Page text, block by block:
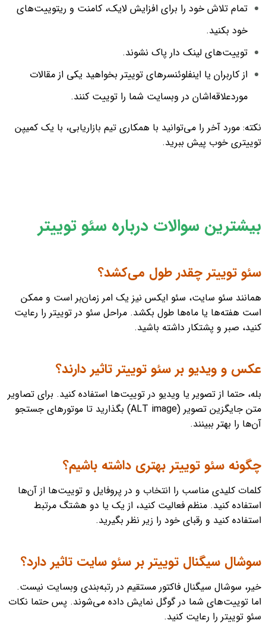
تمام تلاش خود را برای افزایش لایک، کامنت و ریتوییت‌های
خود بکنید.
توییت‌های لینک دار پاک نشوند.
از کاربران یا اینفلوئنسرهای توییتر بخواهید یکی از مقالات
موردعلاقه‌اشان در وبسایت شما را توییت کنند.
نکته: مورد آخر را می‌توانید با همکاری تیم بازاریابی، با یک کمیپن
توییتری خوب پیش ببرید.
بیشترین سوالات درباره سئو توییتر
سئو توییتر چقدر طول می‌کشد؟
همانند سئو سایت، سئو ایکس نیز یک امر زمان‌بر است و ممکن
است هفته‌ها یا ماه‌ها طول بکشد. مراحل سئو در توییتر را رعایت
کنید، صبر و پشتکار داشته باشید.
عکس و ویدیو بر سئو توییتر تاثیر دارند؟
بله، حتما از تصویر یا ویدیو در توییت‌ها استفاده کنید. برای تصاویر
متن جایگزین تصویر (ALT image) بگذارید تا موتورهای جستجو
آن‌ها را بهتر ببینند.
چگونه سئو توییتر بهتری داشته باشیم؟
کلمات کلیدی مناسب را انتخاب و در پروفایل و توییت‌ها از آن‌ها
استفاده کنید. منظم فعالیت کنید، از یک یا دو هشتگ مرتبط
استفاده کنید و رقبای خود را زیر نظر بگیرید.
سوشال سیگنال توییتر بر سئو سایت تاثیر دارد؟
خیر، سوشال سیگنال فاکتور مستقیم در رتبه‌بندی وبسایت نیست.
اما توییت‌های شما در گوگل نمایش داده می‌شوند. پس حتما نکات
سئو توییتر را رعایت کنید.